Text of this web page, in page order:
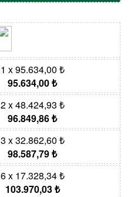
1 x 95.634,00 ₺
95.634,00 ₺
2 x 48.424,93 ₺
96.849,86 ₺
3 x 32.862,60 ₺
98.587,79 ₺
6 x 17.328,34 ₺
103.970,03 ₺